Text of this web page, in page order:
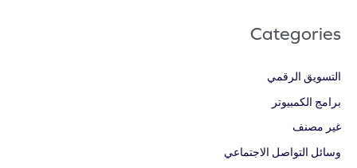
Categories
التسويق الرقمي
برامج الكمبيوتر
غير مصنف
وسائل التواصل الاجتماعي